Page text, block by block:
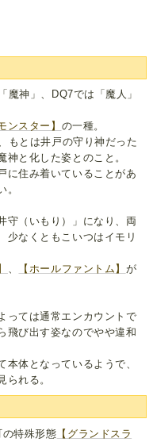
魔神」、DQ7では「魔人」
ンスター】 の一種。
もとは井戸の守り神だった
神と化した姿とのこと。
に住み着いていることがあ
。
守（いもり）」になり、両
少なくともこいつはイモリ
、 【ホールファントム】 が
っては通常エンカウントで
飛び出す姿なのでやや違和
体となっているようで、
られる。
特殊形態 【グランドスラ